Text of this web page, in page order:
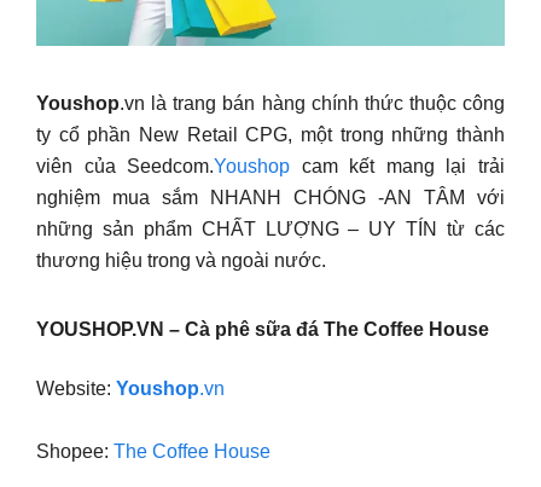
Youshop.vn là trang bán hàng chính thức thuộc công
ty cổ phần New Retail CPG, một trong những thành
viên của Seedcom.Youshop cam kết mang lại trải
nghiệm mua sắm NHANH CHÓNG -AN TÂM với
những sản phẩm CHẤT LƯỢNG – UY TÍN từ các
thương hiệu trong và ngoài nước.
YOUSHOP.VN – Cà phê sữa đá The Coffee House
Website: Youshop.vn
Shopee: The Coffee House